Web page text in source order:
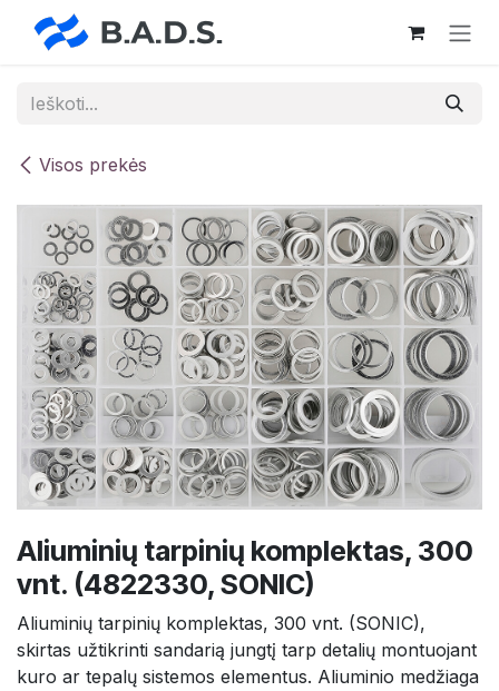
Skip to Content
Visos prekės
Aliuminių tarpinių komplektas, 300
vnt. (4822330, SONIC)
Aliuminių tarpinių komplektas, 300 vnt. (SONIC),
skirtas užtikrinti sandarią jungtį tarp detalių montuojant
kuro ar tepalų sistemos elementus. Aliuminio medžiaga